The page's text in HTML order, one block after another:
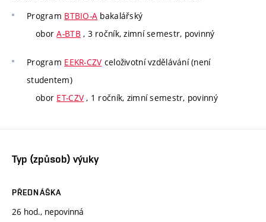
Program BTBIO-A bakalářský
oborA-BTB , 3 ročník, zimní semestr, povinný
Program EEKR-CZV celoživotní vzdělávání (není
studentem)
obor ET-CZV , 1 ročník, zimní semestr, povinný
Typ (způsob) výuky
PŘEDNÁŠKA
26 hod., nepovinná